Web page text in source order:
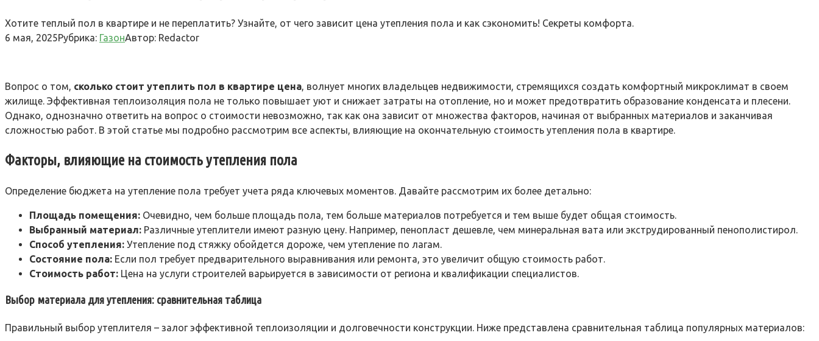
Хотите теплый пол в квартире и не переплатить? Узнайте, от чего зависит цена утепления пола и как сэкономить! Секреты комфорта.
6 мая, 2025Рубрика: ГазонАвтор: Redactor
Вопрос о том, сколько стоит утеплить пол в квартире цена, волнует многих владельцев недвижимости, стремящихся создать комфортный микроклимат в своем
жилище. Эффективная теплоизоляция пола не только повышает уют и снижает затраты на отопление, но и может предотвратить образование конденсата и плесени.
Однако, однозначно ответить на вопрос о стоимости невозможно, так как она зависит от множества факторов, начиная от выбранных материалов и заканчивая
сложностью работ. В этой статье мы подробно рассмотрим все аспекты, влияющие на окончательную стоимость утепления пола в квартире.
Факторы, влияющие на стоимость утепления пола
Определение бюджета на утепление пола требует учета ряда ключевых моментов. Давайте рассмотрим их более детально:
Площадь помещения: Очевидно, чем больше площадь пола, тем больше материалов потребуется и тем выше будет общая стоимость.
Выбранный материал: Различные утеплители имеют разную цену. Например, пенопласт дешевле, чем минеральная вата или экструдированный пенополистирол.
Способ утепления: Утепление под стяжку обойдется дороже, чем утепление по лагам.
Состояние пола: Если пол требует предварительного выравнивания или ремонта, это увеличит общую стоимость работ.
Стоимость работ: Цена на услуги строителей варьируется в зависимости от региона и квалификации специалистов.
Выбор материала для утепления: сравнительная таблица
Правильный выбор утеплителя – залог эффективной теплоизоляции и долговечности конструкции. Ниже представлена сравнительная таблица популярных материалов: